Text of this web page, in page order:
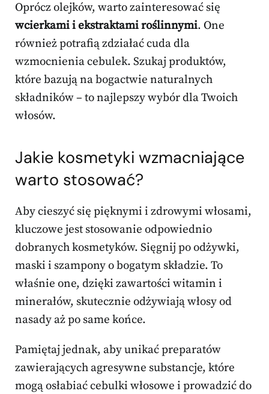
Oprócz olejków, warto zainteresować się
wcierkami i ekstraktami roślinnymi. One
również potrafią zdziałać cuda dla
wzmocnienia cebulek. Szukaj produktów,
które bazują na bogactwie naturalnych
składników – to najlepszy wybór dla Twoich
włosów.
Jakie kosmetyki wzmacniające
warto stosować?
Aby cieszyć się pięknymi i zdrowymi włosami,
kluczowe jest stosowanie odpowiednio
dobranych kosmetyków. Sięgnij po odżywki,
maski i szampony o bogatym składzie. To
właśnie one, dzięki zawartości witamin i
minerałów, skutecznie odżywiają włosy od
nasady aż po same końce.
Pamiętaj jednak, aby unikać preparatów
zawierających agresywne substancje, które
mogą osłabiać cebulki włosowe i prowadzić do